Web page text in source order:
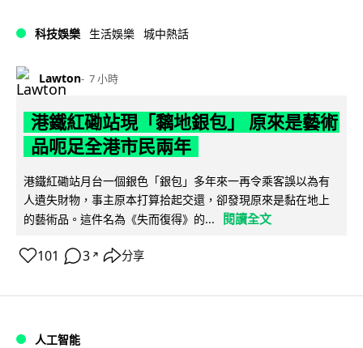
科技娛樂 生活娛樂 城中熱話
Lawton 7 小時
港鐵紅磡站現「黐地銀包」 原來是藝術
品呃足全港市民兩年
港鐵紅磡站月台一個銀色「銀包」多年來一再令乘客誤以為有
人遺失財物，事主原本打算拾起交還，卻發現原來是黏在地上
的藝術品。這件名為《失而復得》的...
閱讀全文
101 3 ↗ 分享
人工智能